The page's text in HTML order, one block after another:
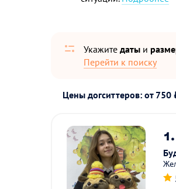
Укажите даты и
Перейти к поиску
Цены догситтеров: от 750
1.